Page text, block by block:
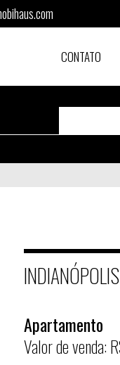
CONTATO
INDIANÓPOLIS
Apartamento
Valor de